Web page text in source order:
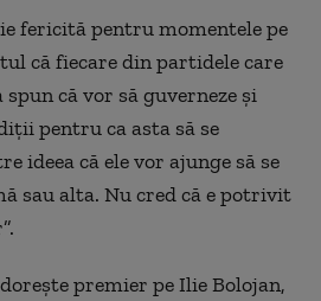
fericită pentru momentele pe
că fiecare din partidele care
că vor să guverneze şi
pentru ca asta să se
ideea că ele vor ajunge să se
sau alta. Nu cred că e potrivit
premier pe Ilie Bolojan,